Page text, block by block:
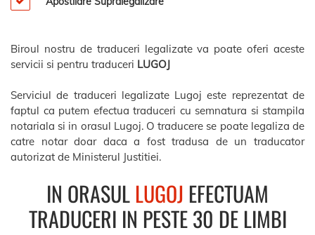
Biroul nostru de traduceri legalizate va poate oferi aceste
servicii si pentru traduceri LUGOJ
Serviciul de traduceri legalizate Lugoj este reprezentat de
faptul ca putem efectua traduceri cu semnatura si stampila
notariala si in orasul Lugoj. O traducere se poate legaliza de
catre notar doar daca a fost tradusa de un traducator
autorizat de Ministerul Justitiei.
IN ORASULLUGOJ EFECTUAM
TRADUCERI IN PESTE 30 DE LIMBI